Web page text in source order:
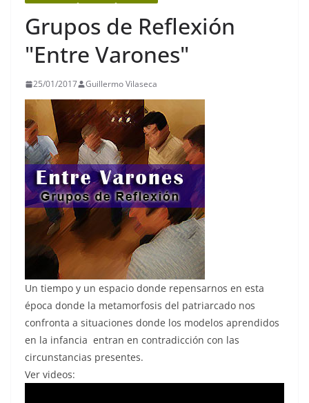
Grupos de Reflexión
"Entre Varones"
25/01/2017 Guillermo Vilaseca
Un tiempo y un espacio donde repensarnos en esta
época donde la metamorfosis del patriarcado nos
confronta a situaciones donde los modelos aprendidos
en la infancia entran en contradicción con las
circunstancias presentes.
Ver videos: